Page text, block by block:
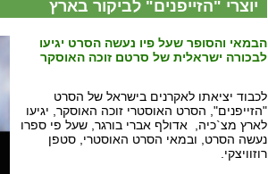
יוצרי "הזייפנים" לביקור בארץ
הבמאי והסופר שעל פיו נעשה הסרט יגיעו
לבכורה ישראלית של סרטם זוכה האוסקר
לכבוד יציאתו לאקרנים בישראל של הסרט
"הזייפנים", הסרט האוסטרי זוכה האוסקר, יגיעו
לארץ מצ`כיה, אדולף אברי בורגר, שעל פי ספרו
נעשה הסרט, ובמאי הסרט האוסטרי, סטפן
רוזוויצקי.